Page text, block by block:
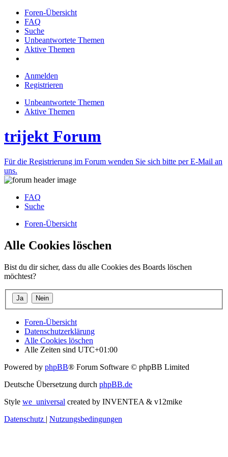
Foren-Übersicht
FAQ
Suche
Unbeantwortete Themen
Aktive Themen
Anmelden
Registrieren
Unbeantwortete Themen
Aktive Themen
trijekt Forum
Für die Registrierung im Forum wenden Sie sich bitte per E-Mail an
uns.
FAQ
Suche
Foren-Übersicht
Alle Cookies löschen
Bist du dir sicher, dass du alle Cookies des Boards löschen
möchtest?
Foren-Übersicht
Datenschutzerklärung
Alle Cookies löschen
Alle Zeiten sind UTC+01:00
Powered by phpBB® Forum Software © phpBB Limited
Deutsche Übersetzung durch phpBB.de
Style we_universal created by INVENTEA & v12mike
Datenschutz | Nutzungsbedingungen